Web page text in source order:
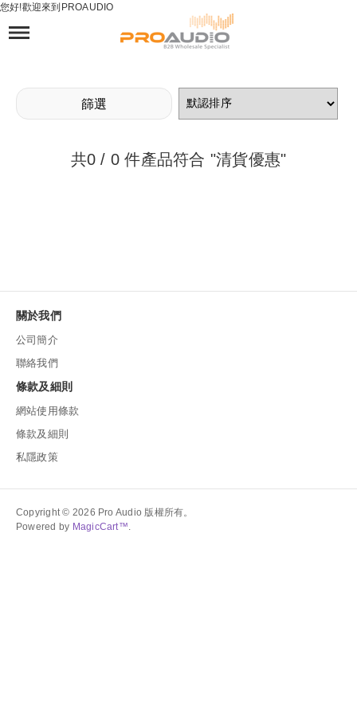
您好!歡迎來到PROAUDIO
篩選
共0 / 0 件產品符合 "清貨優惠"
所有產品
專業顯示器 ( 27 )
商用電視 ( 4 )
投影機配件 ( 11 )
Fujifilm ( 1 )
SAMSUNG ( 5 )
LG ( 28 )
PANASONIC ( 24 )
OS ( 17 )
SONY ( 2 )
PHILIPS ( 1 )
C2G ( 18 )
CASIO ( 3 )
Epson ( 8 )
關於我們
公司簡介
聯絡我們
條款及細則
網站使用條款
條款及細則
私隱政策
Copyright © 2026 Pro Audio 版權所有。
Powered by MagicCart™.